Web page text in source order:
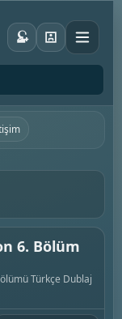
6. Bölüm
Türkçe Dublaj